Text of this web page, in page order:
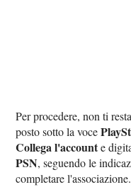
Per procedere, non ti
posto sotto la voce
Collega l'accounte
PSN, seguendo le
completare